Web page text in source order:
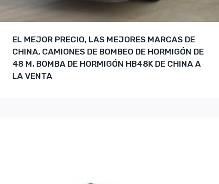
EL MEJOR PRECIO, LAS MEJORES MARCAS DE
CHINA, CAMIONES DE BOMBEO DE HORMIGÓN DE
48 M, BOMBA DE HORMIGÓN HB48K DE CHINA A
LA VENTA